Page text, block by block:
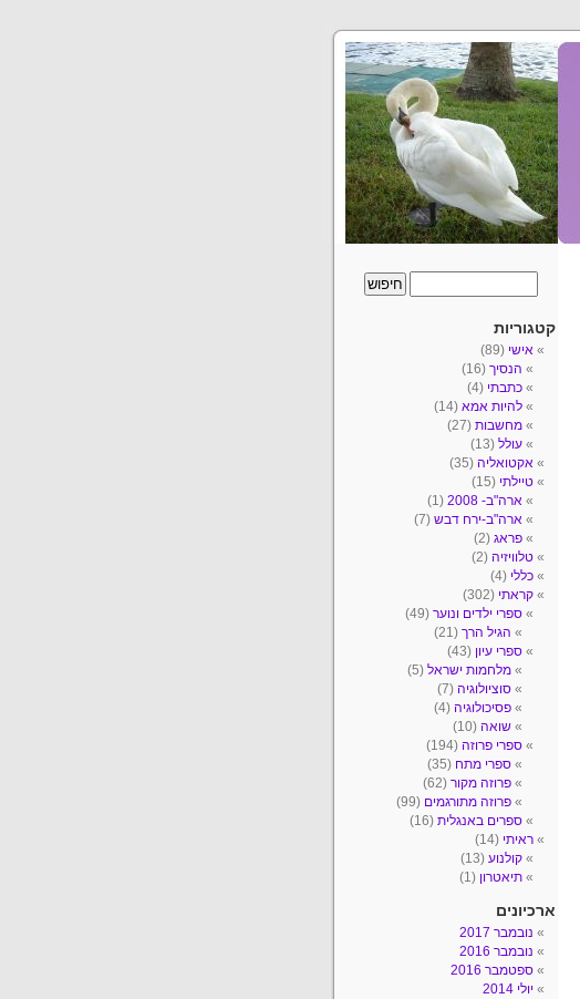
קטגוריות
אישי (89)
הנסיך (16)
כתבתי (4)
להיות אמא (14)
מחשבות (27)
עולל (13)
אקטואליה (35)
טיילתי (15)
ארה"ב- 2008
(1)
ארה"ב-ירח דבש (7)
פראג (2)
טלוויזיה (2)
כללי (4)
קראתי (302)
ספרי ילדים ונוער (49)
הגיל הרך (21)
ספרי עיון (43)
מלחמות ישראל (5)
סוציולוגיה (7)
פסיכולוגיה (4)
שואה (10)
ספרי פרוזה (194)
ספרי מתח (35)
פרוזה מקור (62)
פרוזה מתורגמים (99)
ספרים באנגלית (16)
ראיתי (14)
קולנוע (13)
תיאטרון (1)
ארכיונים
נובמבר 2017
נובמבר 2016
ספטמבר 2016
יולי 2014